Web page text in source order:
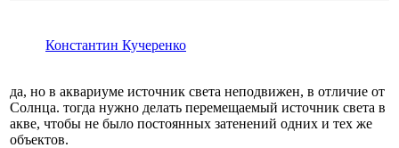
Константин Кучеренко
да, но в аквариуме источник света неподвижен, в отличие от
Солнца. тогда нужно делать перемещаемый источник света в
акве, чтобы не было постоянных затенений одних и тех же
объектов.